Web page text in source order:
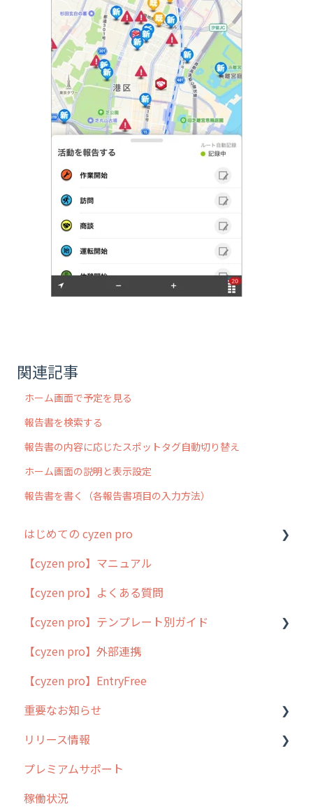
関連記事
ホーム画面で予定を見る
報告書を検索する
報告書の内容に応じたスポットタグ自動切り替え
ホーム画面の説明と表示設定
報告書を書く（各報告書項目の入力方法）
はじめての cyzen pro
cyzen pro とは？
簡易マニュアル
cyzen proの位置情報取得について
用語集
よくある質問
【cyzen pro】マニュアル
【cyzen pro】よくある質問
【cyzen pro】テンプレート別ガイド
ポスティング
ラウンダー
メンテナンス
外廻り営業
清掃
不動産
【cyzen pro】外部連携
【cyzen pro】EntryFree
重要なお知らせ
過去の重要なお知らせ
障害情報
リリース情報
リリース
2026年のリリース情報
プレミアムサポート
稼働状況